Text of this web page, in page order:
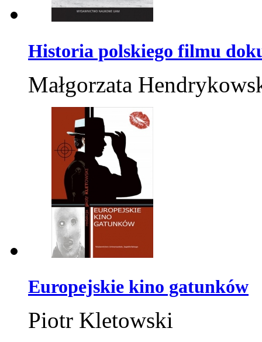
Historia polskiego filmu
Małgorzata
Europejskie kino gatunków
Piotr Kletowski